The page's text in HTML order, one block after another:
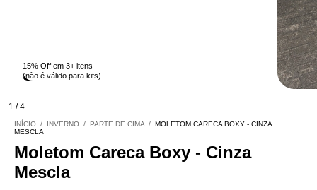
Esgotado
15% Off em 3+ itens
(não é válido para kits)
1 /4
INÍCIO / INVERNO / PARTE DE CIMA / MOLETOM CARECA BOXY - CINZA
MESCLA
Moletom Careca Boxy - Cinza
Mescla